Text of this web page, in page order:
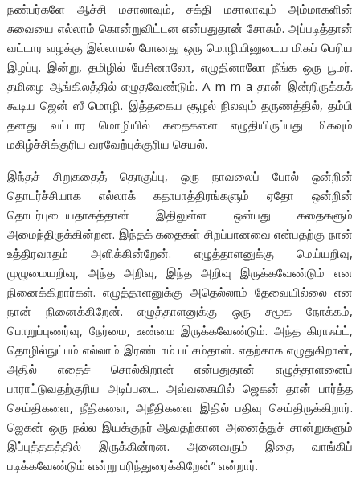
நண்பர்களே ஆச்சி மசாலாவும், சக்தி மசாலாவும் அம்மாகளின்
சுவையை எல்லாம் கொன்றுவிட்டன என்பதுதான் சோகம். அப்படித்தான்
வட்டார வழக்கு இல்லாமல் போனது ஒரு மொழியினுடைய மிகப் பெரிய
இழப்பு. இன்று, தமிழில் பேசினாலோ, எழுதினாலோ நீங்க ஒரு பூமர்.
தமிழை ஆங்கிலத்தில் எழுதவேண்டும். A m m a தான் இன்றிருக்கக்
கூடிய ஜென் ஸீ மொழி. இத்தகைய சூழல் நிலவும் தருணத்தில், தம்பி
தனது வட்டார மொழியில் கதைகளை எழுதியிருப்பது மிகவும்
மகிழ்ச்சிக்குரிய வரவேற்புக்குரிய செயல்.
இந்தச் சிறுகதைத் தொகுப்பு, ஒரு நாவலைப் போல் ஒன்றின்
தொடர்ச்சியாக எல்லாக் கதாபாத்திரங்களும் ஏதோ ஒன்றின்
தொடர்புடையதாகத்தான் இதிலுள்ள ஒன்பது கதைகளும்
அமைந்திருக்கின்றன. இந்தக் கதைகள் சிறப்பானவை என்பதற்கு நான்
உத்திரவாதம் அளிக்கின்றேன். எழுத்தாளனுக்கு மெய்யறிவு,
முழுமையறிவு, அந்த அறிவு, இந்த அறிவு இருக்கவேண்டும் என
நினைக்கிறார்கள். எழுத்தாளனுக்கு அதெல்லாம் தேவையில்லை என
நான் நினைக்கிறேன். எழுத்தாளனுக்கு ஒரு சமூக நோக்கம்,
பொறுப்புணர்வு, நேர்மை, உண்மை இருக்கவேண்டும். அந்த கிராஃப்ட்,
தொழில்நுட்பம் எல்லாம் இரண்டாம் பட்சம்தான். எதற்காக எழுதுகிறான்,
அதில் எதைச் சொல்கிறான் என்பதுதான் எழுத்தாளனைப்
பாராட்டுவதற்குரிய அடிப்படை. அவ்வகையில் ஜெகன் தான் பார்த்த
செய்திகளை, நீதிகளை, அநீதிகளை இதில் பதிவு செய்திருக்கிறார்.
ஜெகன் ஒரு நல்ல இயக்குநர் ஆவதற்கான அனைத்துச் சான்றுகளும்
இப்புத்தகத்தில் இருக்கின்றன. அனைவரும் இதை வாங்கிப்
படிக்கவேண்டும் என்று பரிந்துரைக்கிறேன்” என்றார்.